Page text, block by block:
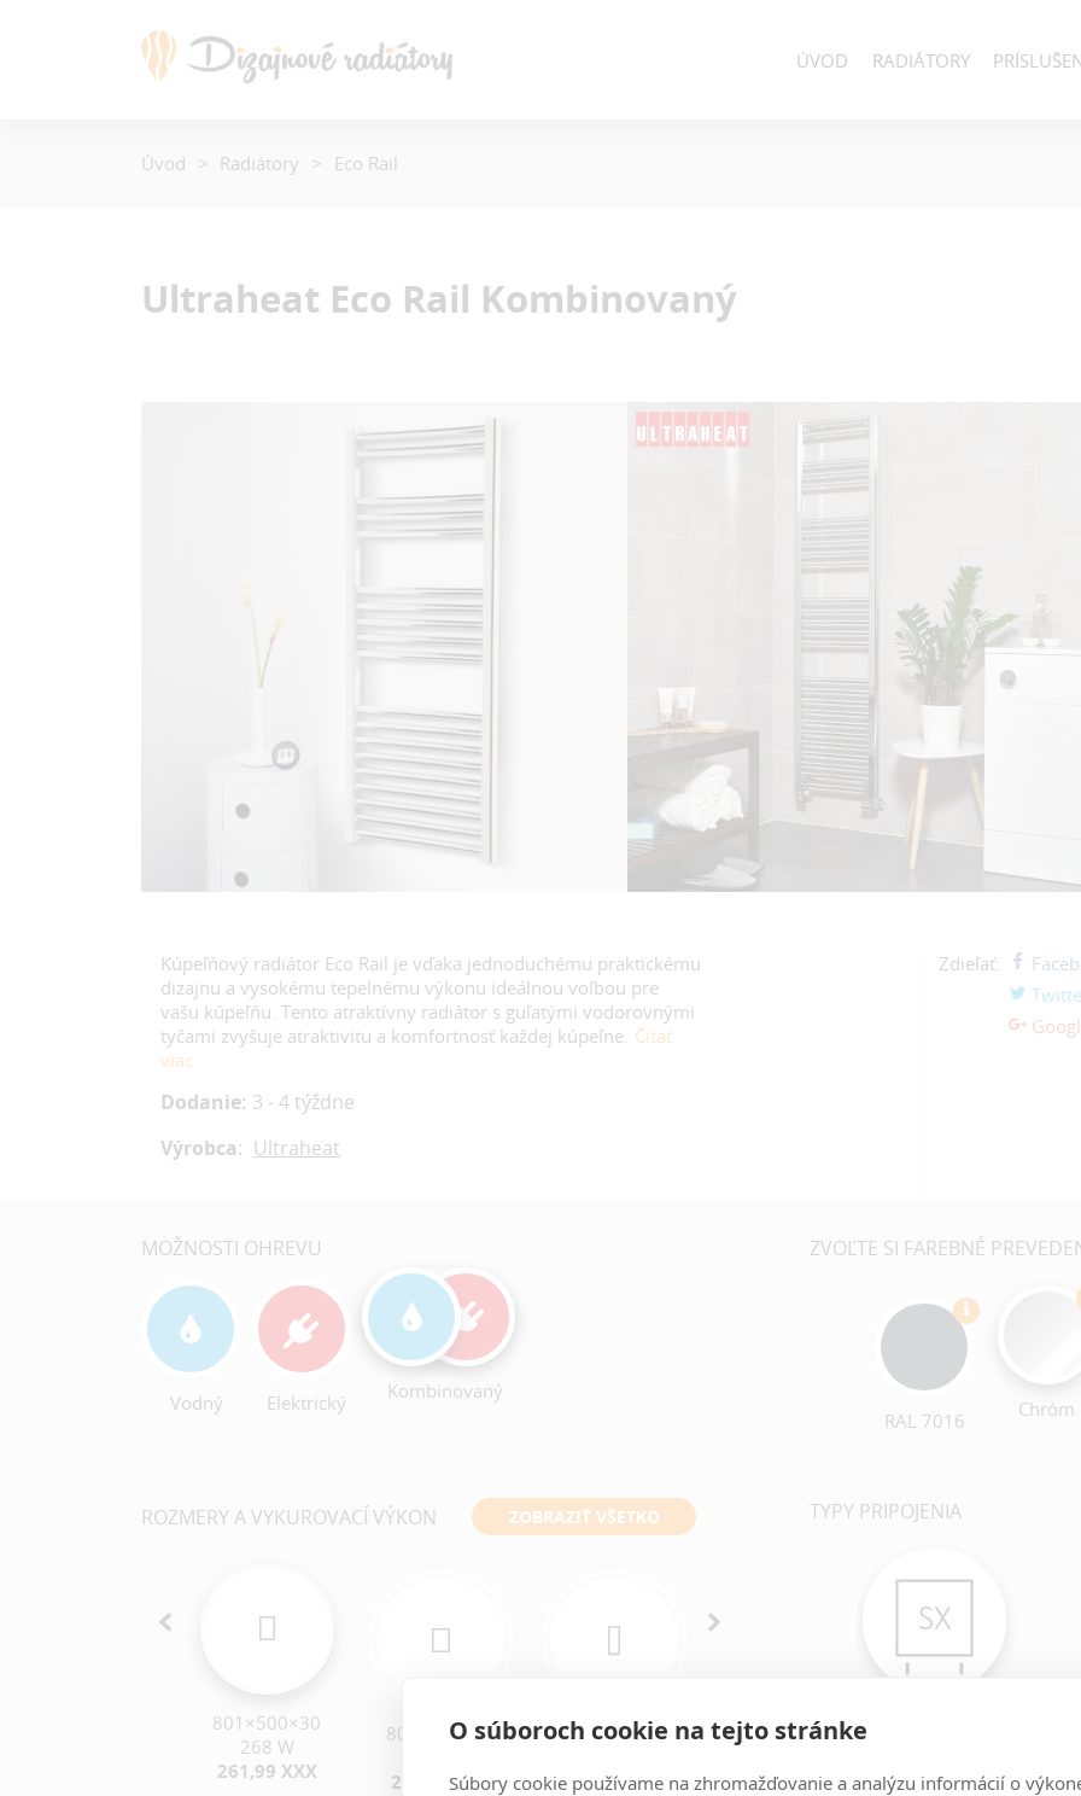
Ultraheat Eco Rail Kombinovaný
Kúpeľňový radiátor Eco Rail je vďaka jednoduchému praktickému
dizajnu a vysokému tepelnému výkonu ideálnou voľbou pre
vašu kúpeľňu. Tento atraktívny radiátor s guľatými vodorovnými
tyčami zvyšuje atraktivitu a komfortnosť každej kúpeľne. Čítať
viac
Dodanie: 3 - 4 týždne
Výrobca: Ultraheat
Zdieľať:
MOŽNOSTI OHREVU
Vodný Elektrický Kombinovaný
ZVOĽTE SI FAREBNÉ
RAL 7016 Chróm
ROZMERY A VYKUROVACÍ VÝKON ZOBRAZIŤ VŠETKO
801×500×30
268 W
261,99 XXX
801×600×30
290,28 XXX
950×400×30
273,06 XXX
950×500×30
297,66 XXX
313,65 XXX
TYPY PRIPOJENIA
Úvod Radiátory Eco Rail
ÚVOD RADIÁTORY
O súboroch cookie na tejto stránke
Súbory cookie používame na zhromažďovanie a analýzu informácií o